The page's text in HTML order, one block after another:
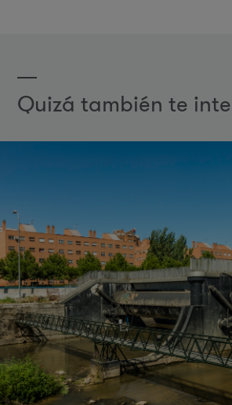
Quizá también te